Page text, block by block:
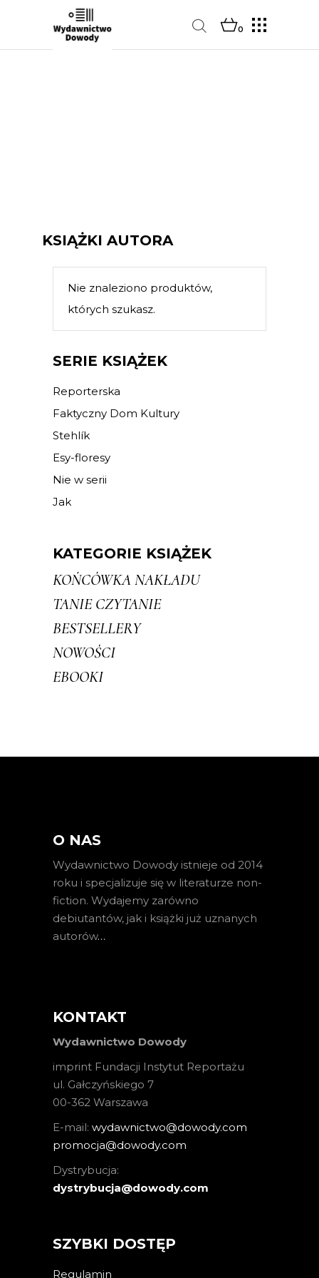
0
KSIĄŻKI AUTORA
Nie znaleziono produktów,
których szukasz.
SERIE KSIĄŻEK
Reporterska
Faktyczny Dom Kultury
Stehlík
Esy-floresy
Nie w serii
Jak
KATEGORIE KSIĄŻEK
KOŃCÓWKA NAKŁADU
TANIE CZYTANIE
BESTSELLERY
NOWOŚCI
EBOOKI
O NAS
Wydawnictwo Dowody istnieje od 2014
roku i specjalizuje się w literaturze non-
fiction. Wydajemy zarówno
debiutantów, jak i książki już uznanych
autorów…
KONTAKT
Wydawnictwo Dowody
imprint Fundacji Instytut Reportażu
ul. Gałczyńskiego 7
00-362 Warszawa
E-mail: wydawnictwo@dowody.com
promocja@dowody.com
Dystrybucja:
dystrybucja@dowody.com
SZYBKI DOSTĘP
Regulamin